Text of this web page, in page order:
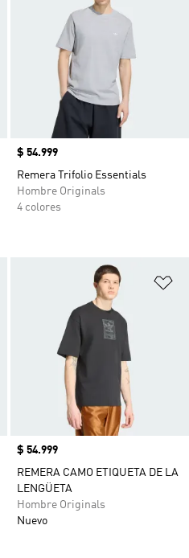
Precio
$ 54.999
Remera Trifolio Essentials
Hombre Originals
4 colores
Añadir a la lista de deseos
Precio
$ 54.999
REMERA CAMO ETIQUETA DE LA
LENGÜETA
Hombre Originals
Nuevo